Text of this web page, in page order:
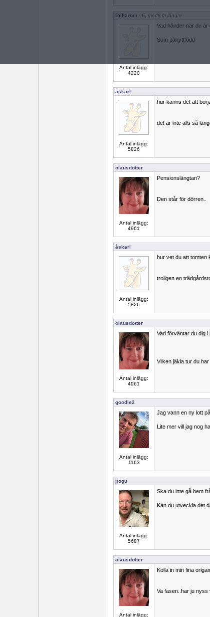
Bellarom - Ej medlem längre
Antal inlägg:
4220
Vad händer när du
Som pånyttfödd
åskarl
Antal inlägg:
5826
hur känns det att
det är inte alls så
olausdotter
Antal inlägg:
4961
Pensionslängtan?
Den står för dörren..
åskarl
Antal inlägg:
5826
hur vet du att tomten
troligen en
olausdotter
Antal inlägg:
4961
Vad förväntar du dig i
Vilken jäkla tur du har
goodie2
Antal inlägg:
1163
Jag vann en ny lott
Lite mer vill jag nog
pogu
Antal inlägg:
5687
Ska du inte gå hem
Kan du utveckla det
olausdotter
Antal inlägg:
Kolla in min fina
Va fasen..har ju nyss